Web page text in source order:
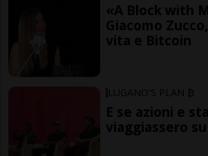
«A Block with
Giacomo
vita e Bitcoin
LUGANO'S PLAN ₿
E se azioni e
viaggiassero